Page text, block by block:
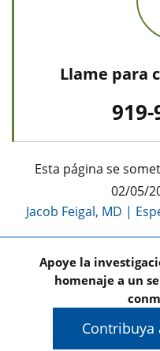
Llame para
919-
Esta página se
02/05/
Jacob Feigal, MD |
Apoye la
homenaje a un
Contribuya